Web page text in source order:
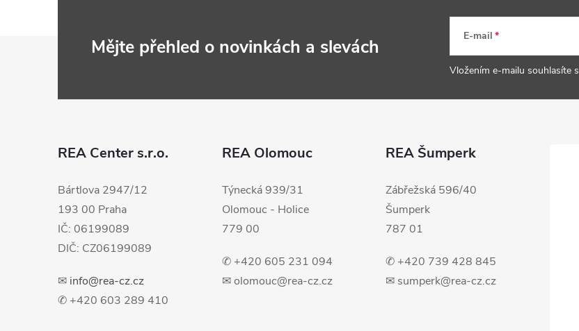
Mějte přehled o novinkách a slevách E-mail
Vložením e-mailu souhlasíte s
REA Center s.r.o.
Bártlova 2947/12
193 00 Praha
IČ: 06199089
DIČ: CZ06199089
✉ info@rea-cz.cz
✆ +420 603 289 410
REA Olomouc
Týnecká 939/31
Olomouc - Holice
779 00
✆ +420 605 231 094
✉ olomouc@rea-cz.cz
REA Šumperk
Zábřežská 596/40
Šumperk
787 01
✆ +420 739 428 845
✉ sumperk@rea-cz.cz